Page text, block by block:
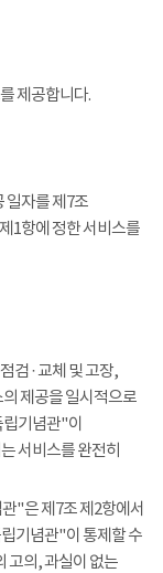
제공합니다.
일자를 제7조
1항에 정한 서비스를
검 · 교체 및 고장,
제공을 일시적으로
기념관"이
서비스를 완전히
"은 제7조 제2항에서
기념관"이 통제할 수
고의, 과실이 없는